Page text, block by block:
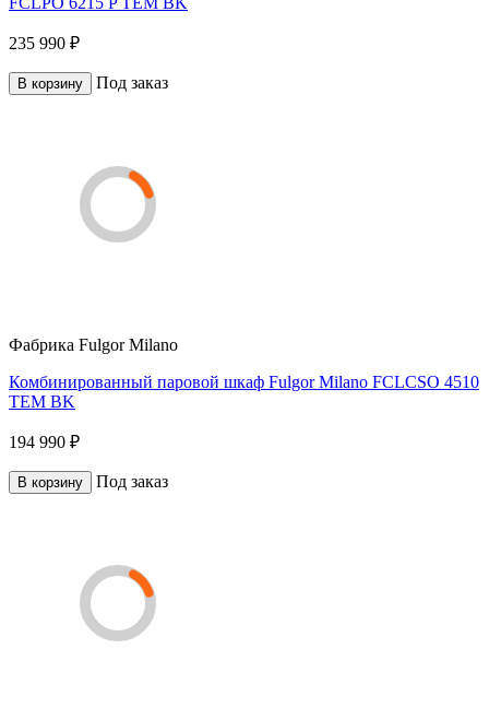
235 990 ₽
В корзину Под заказ
Фабрика Fulgor Milano
Комбинированный паровой шкаф Fulgor Milano FCLCSO 4510
TEM BK
194 990 ₽
В корзину Под заказ